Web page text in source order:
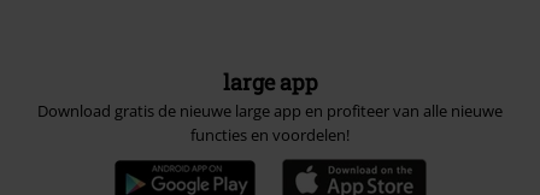
large app
Download gratis de nieuwe large app en profiteer van alle nieuwe
functies en voordelen!